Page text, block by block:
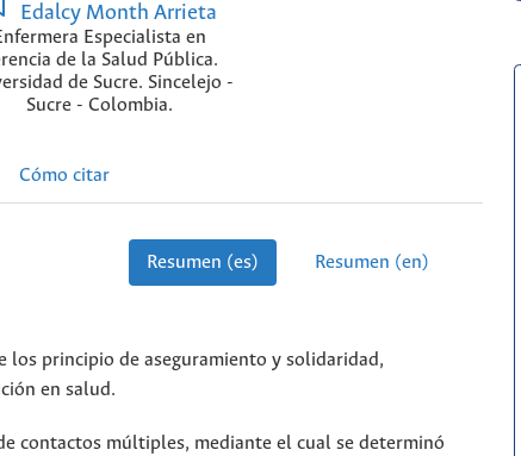
Edalcy Month Arrieta
Especialista en
de la Salud Pública.
de Sucre. Sincelejo -
Sucre - Colombia.
Cómo citar
Resumen (es) Resumen (en)
los principio de aseguramiento y solidaridad,
en salud.
contactos múltiples, mediante el cual se determinó